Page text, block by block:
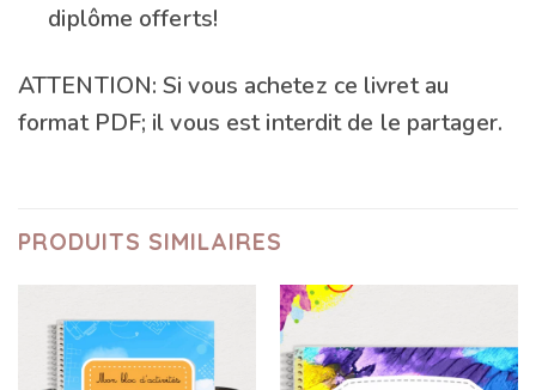
diplôme offerts!
ATTENTION: Si vous achetez ce livret au
format PDF; il vous est interdit de le partager.
PRODUITS SIMILAIRES